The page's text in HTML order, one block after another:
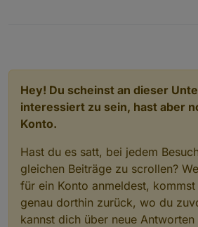
Hey! Du scheinst an dieser
interessiert zu sein, hast aber
Konto.
Hast du es satt, bei jedem
gleichen Beiträge zu scrollen?
für ein Konto anmeldest,
genau dorthin zurück, wo du
kannst dich über neue Antworten